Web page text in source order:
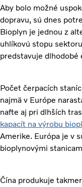
Aby bolo možné
dopravu, sú dnes
Bioplyn je jednou z
uhlíkovú stopu
predstavuje
Počet čerpacích
najmä v Európe
nafte aj pri dlhších
kapacít na výrobu
Amerike. Európa je v
bioplynovými
Čína produkuje takmer